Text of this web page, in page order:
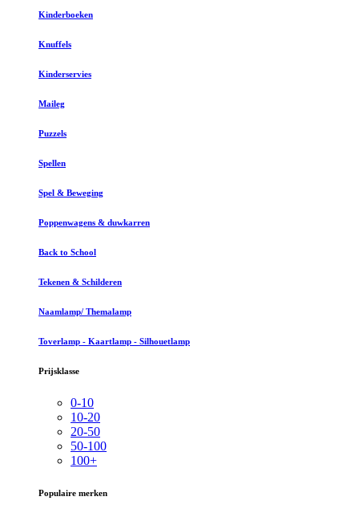
Kinderboeken
Knuffels
Kinderservies
Maileg
Puzzels
Spellen
Spel & Beweging
Poppenwagens & duwkarren
Back to School
Tekenen & Schilderen
Naamlamp/ Themalamp
Toverlamp - Kaartlamp - Silhouetlamp
Prijsklasse
0-10
10-20
20-50
50-100
100+
Populaire merken